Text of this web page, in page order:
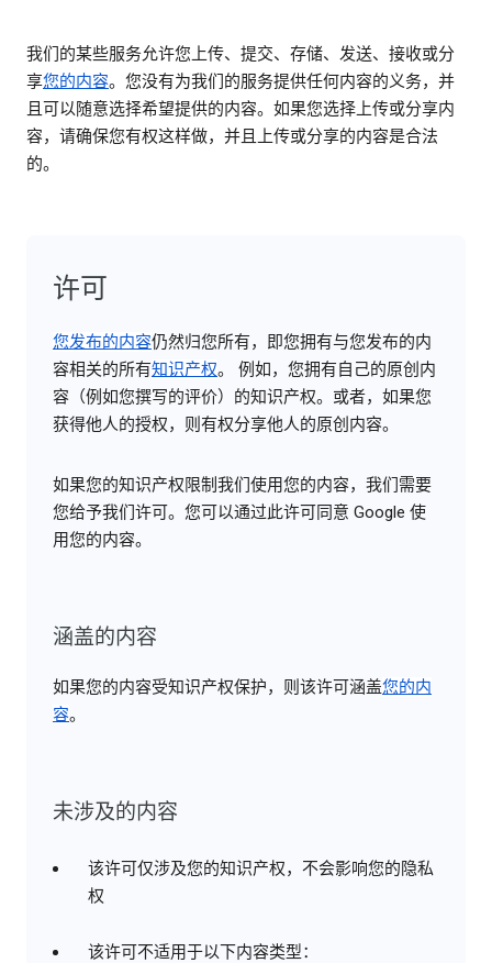
我们的某些服务允许您上传、提交、存储、发送、接收或分
享您的内容。您没有为我们的服务提供任何内容的义务，并
且可以随意选择希望提供的内容。如果您选择上传或分享内
容，请确保您有权这样做，并且上传或分享的内容是合法
的。
许可
您发布的内容仍然归您所有，即您拥有与您发布的内
容相关的所有知识产权。 例如，您拥有自己的原创内
容（例如您撰写的评价）的知识产权。或者，如果您
获得他人的授权，则有权分享他人的原创内容。
如果您的知识产权限制我们使用您的内容，我们需要
您给予我们许可。您可以通过此许可同意 Google 使
用您的内容。
涵盖的内容
如果您的内容受知识产权保护，则该许可涵盖您的内
容。
未涉及的内容
该许可仅涉及您的知识产权，不会影响您的隐私
权
该许可不适用于以下内容类型：